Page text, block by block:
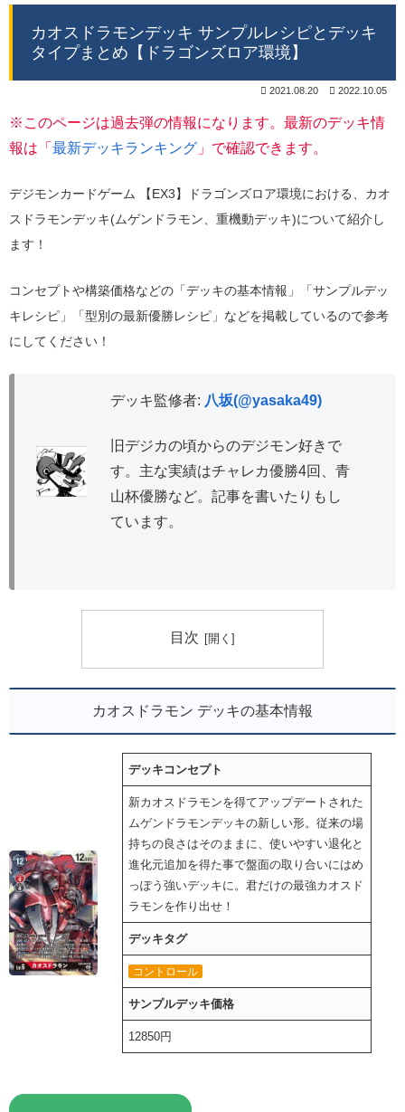
カオスドラモンデッキ サンプルレシピとデッキ
タイプまとめ【ドラゴンズロア環境】
2021.08.20 2022.10.05
※このページは過去弾の情報になります。最新のデッキ情
報は「 最新デッキランキング 」で確認できます。
デジモンカードゲーム 【EX3】ドラゴンズロア環境における、カオ
スドラモンデッキ(ムゲンドラモン、重機動デッキ)について紹介し
ます！
コンセプトや構築価格などの「デッキの基本情報」「サンプルデッ
キレシピ」「型別の最新優勝レシピ」などを掲載しているので参考
にしてください！
デッキ監修者: 八坂(@yasaka49)
旧デジカの頃からのデジモン好きで
す。主な実績はチャレカ優勝4回、青
山杯優勝など。記事を書いたりもし
ています。
目次
カオスドラモン デッキの基本情報
デッキコンセプト
新カオスドラモンを得てアップデートされた
ムゲンドラモンデッキの新しい形。従来の場
持ちの良さはそのままに、使いやすい退化と
進化元追加を得た事で盤面の取り合いにはめ
っぽう強いデッキに。君だけの最強カオスド
ラモンを作り出せ！
デッキタグ
コントロール
サンプルデッキ価格
12850円